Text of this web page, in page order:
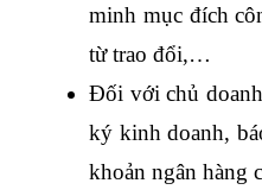
minh mục đích
từ trao đổi,…
Đối với chủ
ký kinh doanh,
khoản ngân hàng